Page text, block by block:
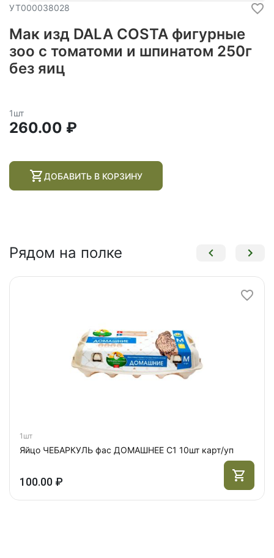
УТ000038028
Мак изд DALA COSTA фигурные
зоо с томатоми и шпинатом 250г
без яиц
1шт
260.00 ₽
ДОБАВИТЬ В КОРЗИНУ
Рядом на полке
1шт
Яйцо ЧЕБАРКУЛЬ фас ДОМАШНЕЕ С1 10шт карт/уп
100.00 ₽